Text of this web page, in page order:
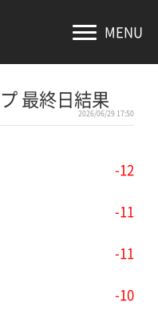
MENU
最終日結果
2026/06/29 17:50
-12
-11
-11
-10